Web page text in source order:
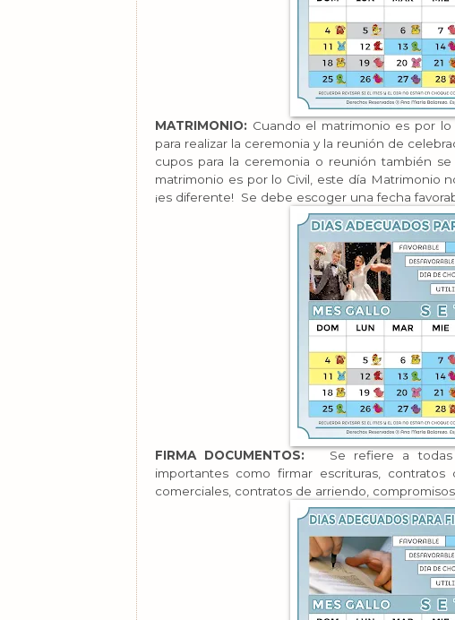
MATRIMONIO: Cuando el matrimonio es por
para realizar la ceremonia y la reunión de
cupos para la ceremonia o reunión también
matrimonio es por lo Civil, este día Matrimonio
¡es diferente! Se debe escoger una fecha
FIRMA DOCUMENTOS: Se refiere a todas
importantes como firmar escrituras,
comerciales, contratos de arriendo,